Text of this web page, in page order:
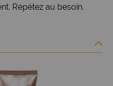
Répétez au besoin.